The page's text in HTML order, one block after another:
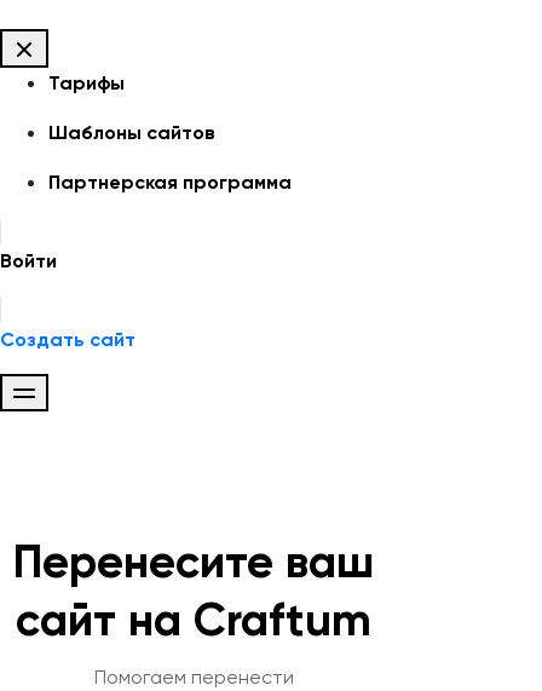
Тарифы
Шаблоны сайтов
Партнерская программа
Войти
Создать сайт
Помогаем перенести
Перенесите ваш
сайт на Craftum